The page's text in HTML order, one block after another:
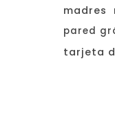
madres
pared
tarjeta